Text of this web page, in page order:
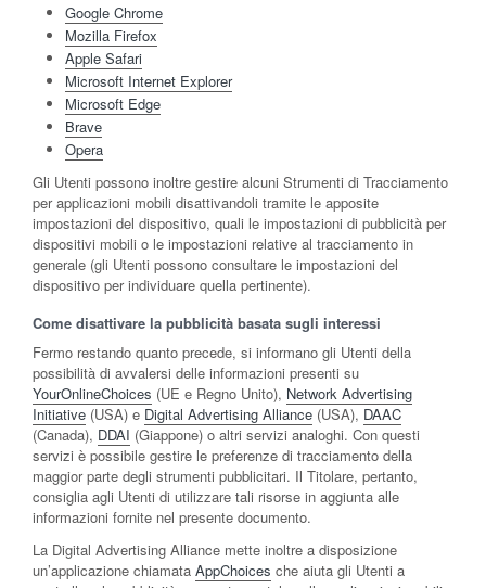
Google Chrome
Mozilla Firefox
Apple Safari
Microsoft Internet Explorer
Microsoft Edge
Brave
Opera
Gli Utenti possono inoltre gestire alcuni Strumenti di Tracciamento
per applicazioni mobili disattivandoli tramite le apposite
impostazioni del dispositivo, quali le impostazioni di pubblicità per
dispositivi mobili o le impostazioni relative al tracciamento in
generale (gli Utenti possono consultare le impostazioni del
dispositivo per individuare quella pertinente).
Come disattivare la pubblicità basata sugli interessi
Fermo restando quanto precede, si informano gli Utenti della
possibilità di avvalersi delle informazioni presenti su
YourOnlineChoices (UE e Regno Unito), Network Advertising
Initiative (USA) e Digital Advertising Alliance (USA), DAAC
(Canada), DDAI (Giappone) o altri servizi analoghi. Con questi
servizi è possibile gestire le preferenze di tracciamento della
maggior parte degli strumenti pubblicitari. Il Titolare, pertanto,
consiglia agli Utenti di utilizzare tali risorse in aggiunta alle
informazioni fornite nel presente documento.
La Digital Advertising Alliance mette inoltre a disposizione
un’applicazione chiamata AppChoices che aiuta gli Utenti a